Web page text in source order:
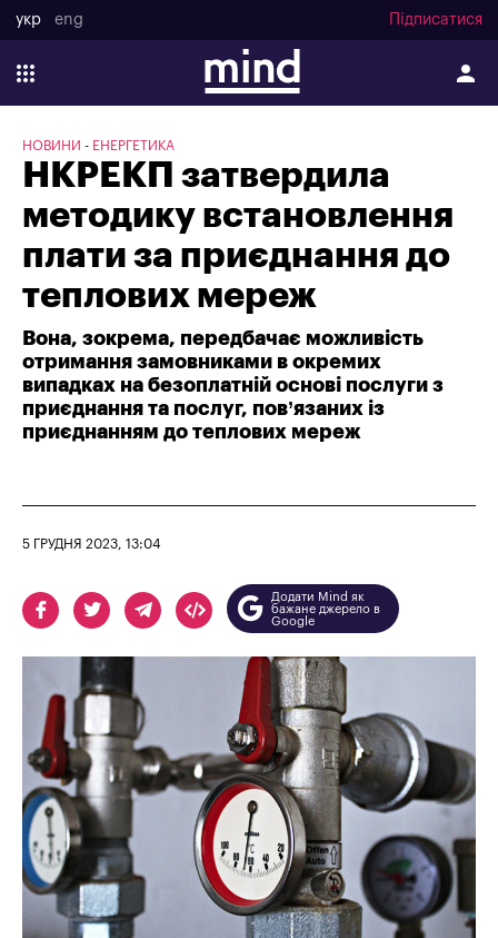
укр eng Підписатися
НОВИНИ ЕНЕРГЕТИКА
НКРЕКП затвердила
методику встановлення
плати за приєднання до
теплових мереж
Вона, зокрема, передбачає можливість
отримання замовниками в окремих
випадках на безоплатній основі послуги з
приєднання та послуг, пов’язаних із
приєднанням до теплових мереж
5 ГРУДНЯ 2023, 13:04
Додати Mind як
бажане джерело в
Google